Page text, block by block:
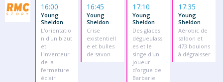
16:00
Young
Sheldon
L'orientatio
n d'un bizut
et
l'inventeur
de la
fermeture
éclair
16:45
Young
Sheldon
Crise
existentiell
e et bulles
de savon
17:10
Young
Sheldon
Des glaces
dégueulass
es et le
singe d'un
joueur
d'orgue de
Barbarie
17:35
Young
Sheldon
Aérobic de
saloon et
473 boulons
à dégraisser